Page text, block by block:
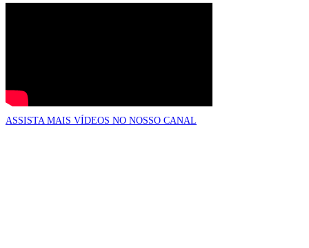
ASSISTA MAIS VÍDEOS NO NOSSO CANAL